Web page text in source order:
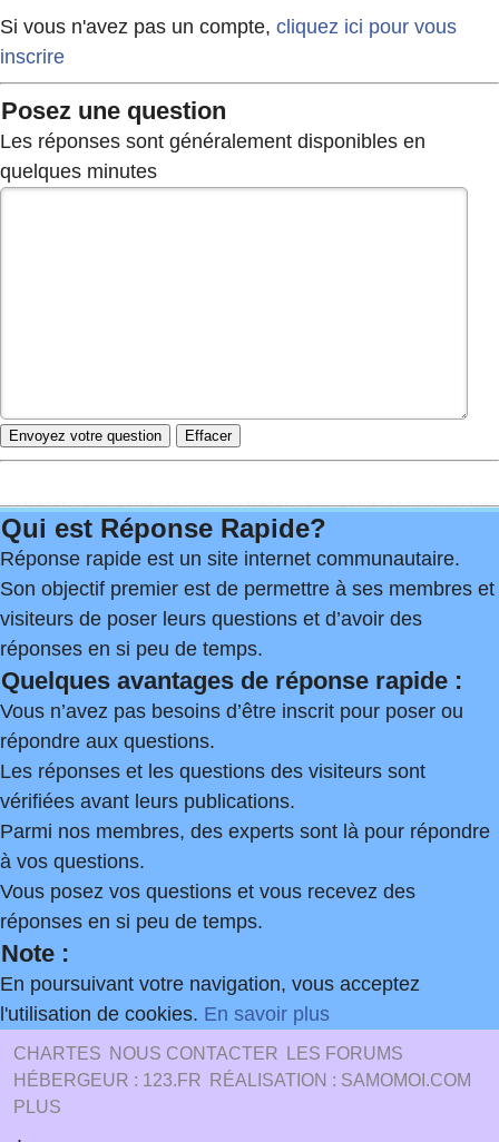
Si vous n'avez pas un compte, cliquez ici pour vous
inscrire
Posez une question
Les réponses sont généralement disponibles en
quelques minutes
Qui est Réponse Rapide?
Réponse rapide est un site internet communautaire.
Son objectif premier est de permettre à ses membres et
visiteurs de poser leurs questions et d’avoir des
réponses en si peu de temps.
Quelques avantages de réponse rapide :
Vous n’avez pas besoins d’être inscrit pour poser ou
répondre aux questions.
Les réponses et les questions des visiteurs sont
vérifiées avant leurs publications.
Parmi nos membres, des experts sont là pour répondre
à vos questions.
Vous posez vos questions et vous recevez des
réponses en si peu de temps.
Note :
En poursuivant votre navigation, vous acceptez
l'utilisation de cookies. En savoir plus
CHARTES NOUS CONTACTER
LES FORUMS
HÉBERGEUR : 123.FR
RÉALISATION : SAMOMOI.COM
PLUS
.